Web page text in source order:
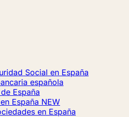
Social en España
española
España
España NEW
en España